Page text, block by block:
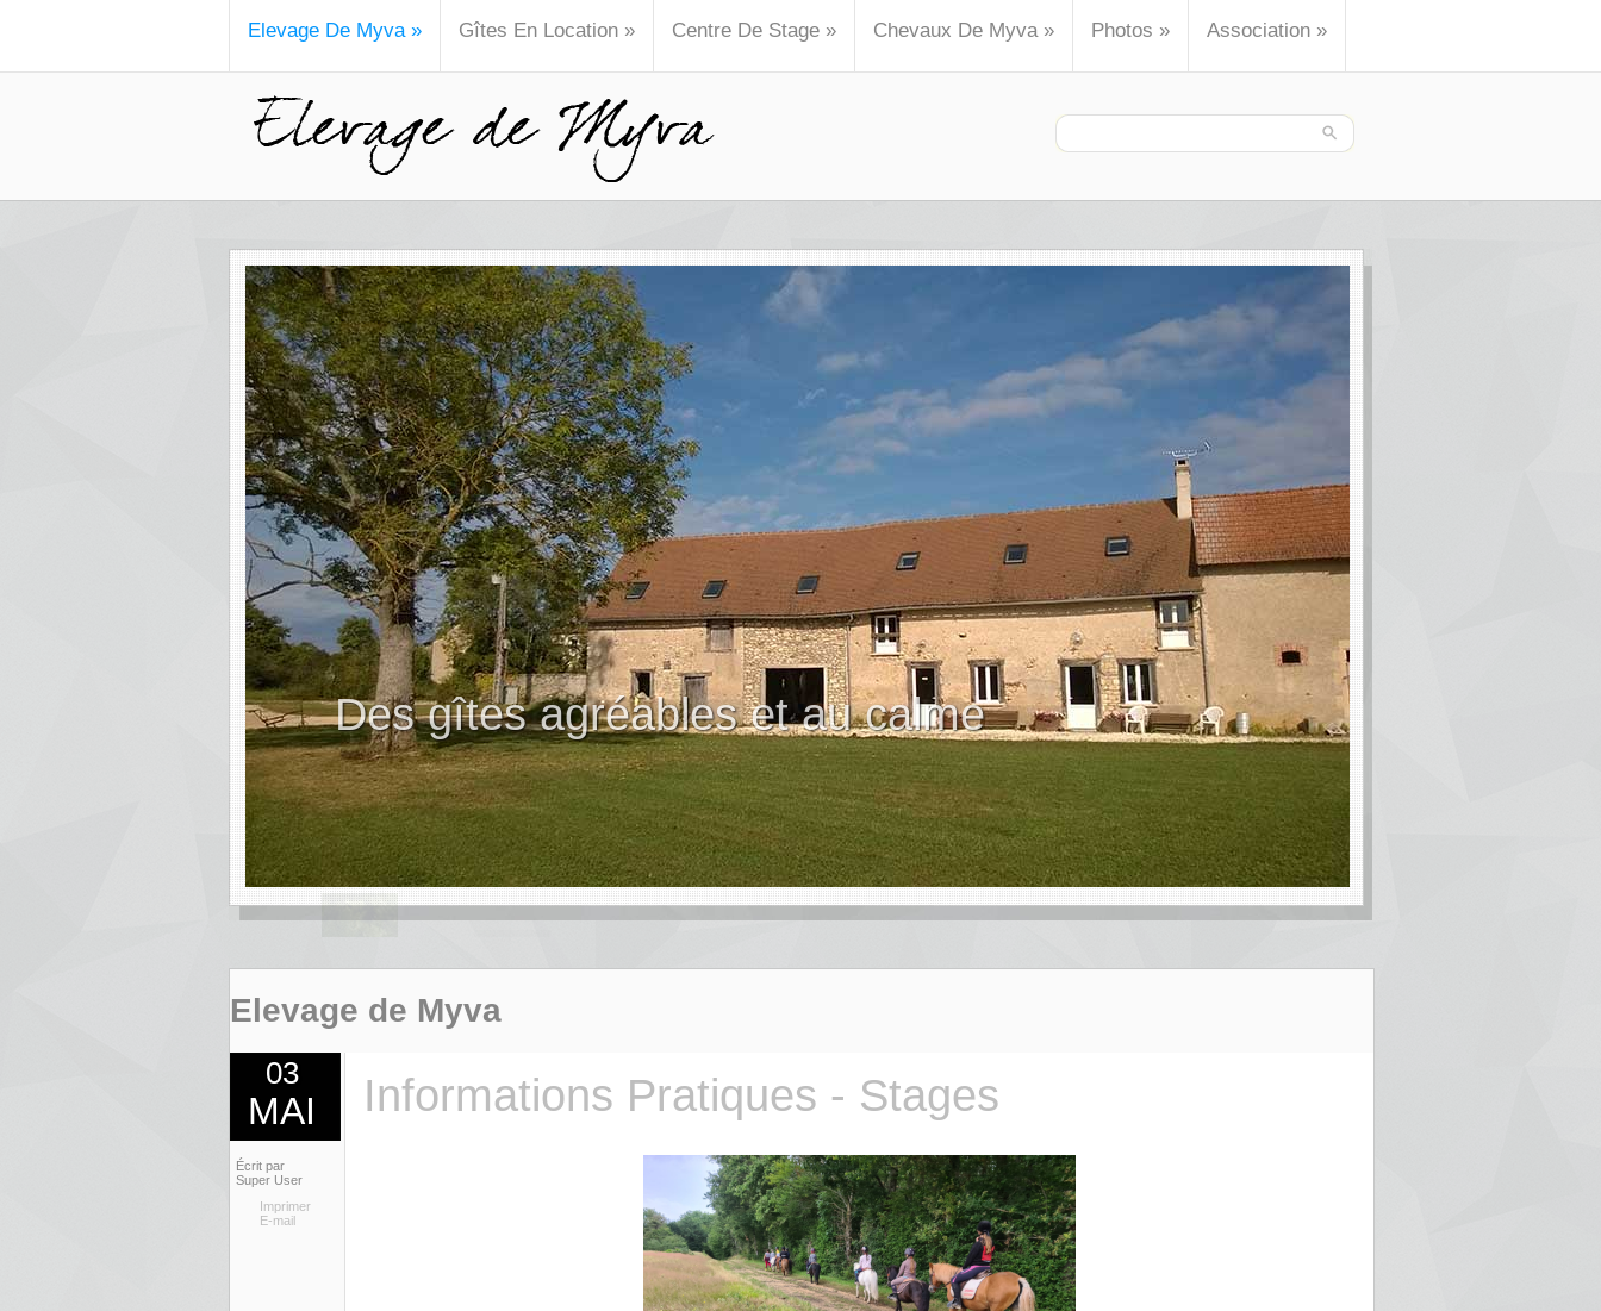
Elevage De Myva» Gîtes En Location » Centre De Stage » Chevaux De Myva» Photos » Association »
A la rencontre de nos poneys
Elevage de Myva
03
MAI
Écrit par
Super User
Imprimer
E-mail
Informations Pratiques - Stages